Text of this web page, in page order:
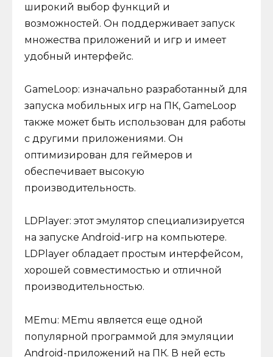
широкий выбор функций и
возможностей. Он поддерживает запуск
множества приложений и игр и имеет
удобный интерфейс.
GameLoop: изначально разработанный для
запуска мобильных игр на ПК, GameLoop
также может быть использован для работы
с другими приложениями. Он
оптимизирован для геймеров и
обеспечивает высокую
производительность.
LDPlayer: этот эмулятор специализируется
на запуске Android-игр на компьютере.
LDPlayer обладает простым интерфейсом,
хорошей совместимостью и отличной
производительностью.
MEmu: MEmu является еще одной
популярной программой для эмуляции
Android-приложений на ПК. В ней есть